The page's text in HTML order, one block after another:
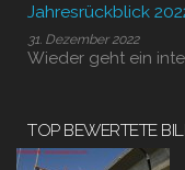
Jahresrückblick
31. Dezember 2022
Wieder geht ein
TOP BEWERTETE